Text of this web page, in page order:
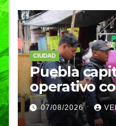
CIUDAD
Puebla
operativo
fiestas
clases
07/08/2026